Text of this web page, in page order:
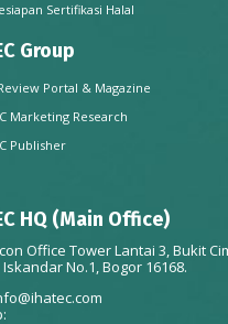
Sertifikasi Halal
Group
Portal & Magazine
Marketing Research
Publisher
HQ (Main Office)
Office Tower Lantai 3, Bukit
No.1, Bogor 16168.